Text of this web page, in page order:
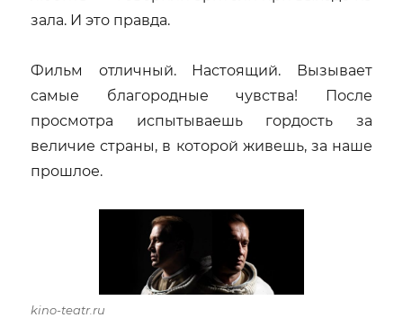
зала. И это правда.
Фильм отличный. Настоящий. Вызывает
самые благородные чувства! После
просмотра испытываешь гордость за
величие страны, в которой живешь, за наше
прошлое.
kino-teatr.ru